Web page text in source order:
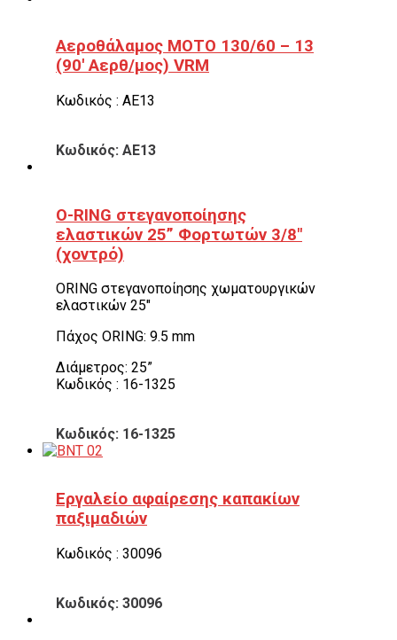
Αεροθάλαμος ΜΟΤΟ 130/60 – 13
(90′ Αερθ/μος) VRM
Κωδικός : ΑΕ13
Κωδικός: ΑΕ13
O-RING στεγανοποίησης
ελαστικών 25” Φορτωτών 3/8″
(χοντρό)
ORING στεγανοποίησης χωματουργικών
ελαστικών 25″
Πάχος ORING: 9.5 mm
Διάμετρος: 25”
Κωδικός : 16-1325
Κωδικός: 16-1325
Εργαλείο αφαίρεσης καπακίων
παξιμαδιών
Κωδικός : 30096
Κωδικός: 30096